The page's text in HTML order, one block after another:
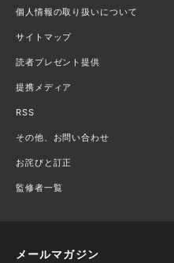
個人情報の取り扱いについて
サイトマップ
読者プレゼント提供
提携メディア
RSS
その他、お問い合わせ
お詫びと訂正
監修者一覧
メールマガジン